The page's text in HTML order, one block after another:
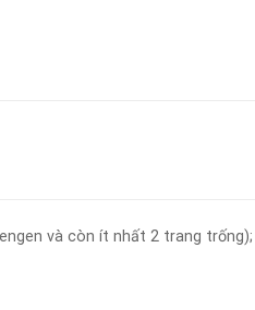
và còn ít nhất 2 trang trống);